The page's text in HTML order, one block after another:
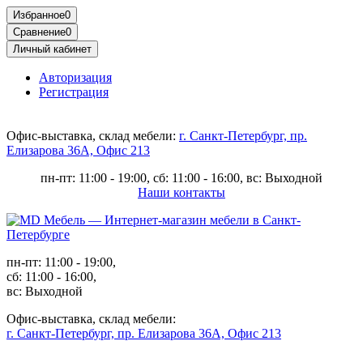
Избранное0
Сравнение0
Личный кабинет
Авторизация
Регистрация
Офис-выставка, склад мебели: г. Санкт-Петербург, пр.
Елизарова 36А, Офис 213
пн-пт: 11:00 - 19:00, сб: 11:00 - 16:00, вс: Выходной
Наши контакты
пн-пт: 11:00 - 19:00,
сб: 11:00 - 16:00,
вс: Выходной
Офис-выставка, склад мебели:
г. Санкт-Петербург, пр. Елизарова 36А, Офис 213